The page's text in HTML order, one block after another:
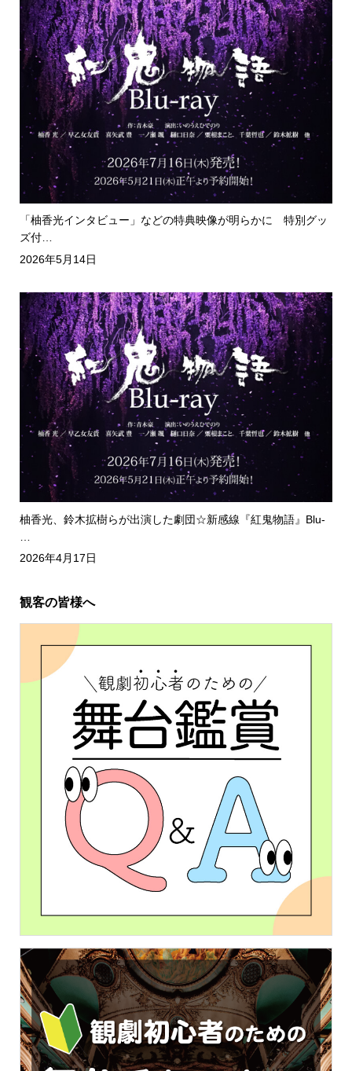
「柚香光インタビュー」などの特典映像が明らかに 特別グッ
ズ付…
2026年5月14日
柚香光、鈴木拡樹らが出演した劇団☆新感線『紅鬼物語』Blu-
2026年4月17日
観客の皆様へ